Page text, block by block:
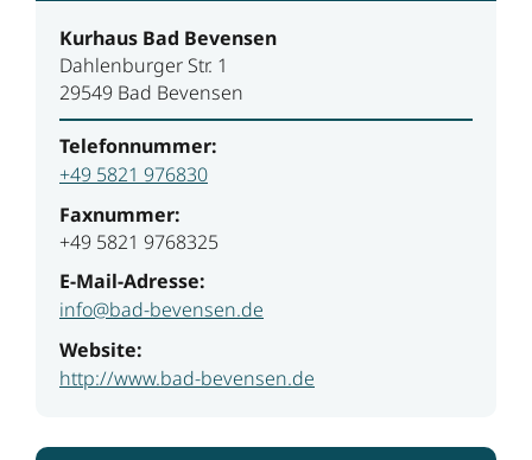
Kurhaus Bad Bevensen
Dahlenburger Str. 1
29549 Bad Bevensen
Telefonnummer:
+49 5821 976830
Faxnummer:
+49 5821 9768325
E-Mail-Adresse:
info@bad-bevensen.de
Website:
http://www.bad-bevensen.de